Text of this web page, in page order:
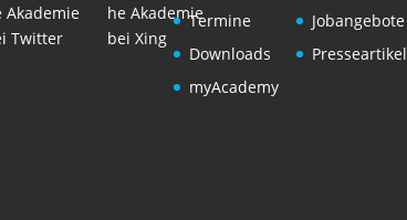
Termine
Downloads
myAcademy
Jobangebote
Presseartikel